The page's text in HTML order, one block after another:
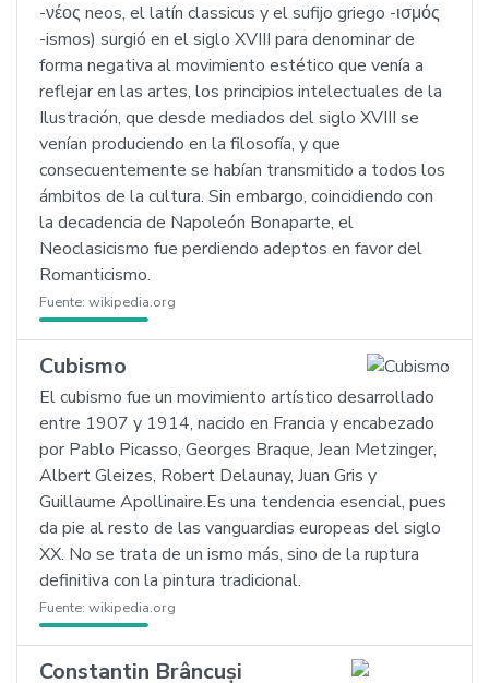
-νέος neos, el latín classicus y el sufijo griego -ισμός
-ismos) surgió en el siglo XVIII para denominar de
forma negativa al movimiento estético que venía a
reflejar en las artes, los principios intelectuales de la
Ilustración, que desde mediados del siglo XVIII se
venían produciendo en la filosofía, y que
consecuentemente se habían transmitido a todos los
ámbitos de la cultura. Sin embargo, coincidiendo con
la decadencia de Napoleón Bonaparte, el
Neoclasicismo fue perdiendo adeptos en favor del
Romanticismo.
Fuente: wikipedia.org
Cubismo
El cubismo fue un movimiento artístico desarrollado
entre 1907 y 1914, nacido en Francia y encabezado
por Pablo Picasso, Georges Braque, Jean Metzinger,
Albert Gleizes, Robert Delaunay, Juan Gris y
Guillaume Apollinaire.Es una tendencia esencial, pues
da pie al resto de las vanguardias europeas del siglo
XX. No se trata de un ismo más, sino de la ruptura
definitiva con la pintura tradicional.
Fuente: wikipedia.org
Constantin Brâncuși